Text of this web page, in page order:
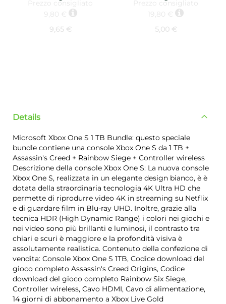
Prezzo consigliato
9,80 €
9,65 €
Prezzo consigliato
19,80 €
5,00 €
Details
Microsoft Xbox One S 1 TB Bundle: questo speciale
bundle contiene una console Xbox One S da 1 TB +
Assassin's Creed + Rainbow Siege + Controller wireless
Descrizione della console Xbox One S: La nuova console
Xbox One S, realizzata in un elegante design bianco, è è
dotata della straordinaria tecnologia 4K Ultra HD che
permette di riprodurre video 4K in streaming su Netflix
e di guardare film in Blu-ray UHD. Inoltre, grazie alla
tecnica HDR (High Dynamic Range) i colori nei giochi e
nei video sono più brillanti e luminosi, il contrasto tra
chiari e scuri è maggiore e la profondità visiva è
assolutamente realistica. Contenuto della confezione di
vendita: Console Xbox One S 1TB, Codice download del
gioco completo Assassin's Creed Origins, Codice
download del gioco completo Rainbow Six Siege,
Controller wireless, Cavo HDMI, Cavo di alimentazione,
14 giorni di abbonamento a Xbox Live Gold